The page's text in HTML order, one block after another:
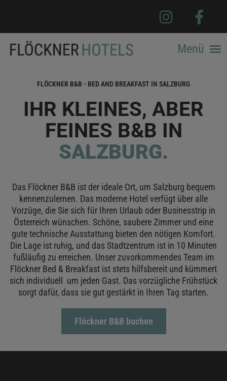
FLÖCKNER B&B - BED AND BREAKFAST IN SALZBURG
IHR KLEINES, ABER
FEINES B&B IN
SALZBURG.
Das Flöckner B&B ist der ideale Ort, um Salzburg bequem
kennenzulernen. Das moderne Hotel verfügt über alle
Vorzüge, die Sie sich für Ihren Urlaub oder Businesstrip in
Österreich wünschen. Schöne, saubere Zimmer und eine
gute technische Ausstattung bieten den nötigen Komfort.
Die Lage ist ruhig, und das Stadtzentrum ist in 10 Minuten
fußläufig zu erreichen. Unser zuvorkommendes Team im
Flöckner Bed & Breakfast ist stets hilfsbereit und kümmert
sich individuell um jeden Gast. Das vorzügliche Frühstück
sorgt dafür, dass sie gut gestärkt in Ihren Tag starten.
Flöckner B&B buchen